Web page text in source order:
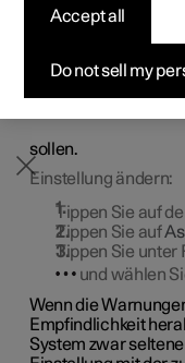
Konfigurieren
Konfigurieren
Konfigurieren
Konfigurieren
Testfahrt
Pre-owned
Pre-owned
So
Neuigkeiten
Newsletter
Die Fahrerassistenz
sollen.
Einstellung ändern:
Tippen Sie auf
Tippen Sie auf
Tippen Sie unter
und wählen
Wenn die
Empfindlichkeit
System zwar
Do not sell my
Accept all